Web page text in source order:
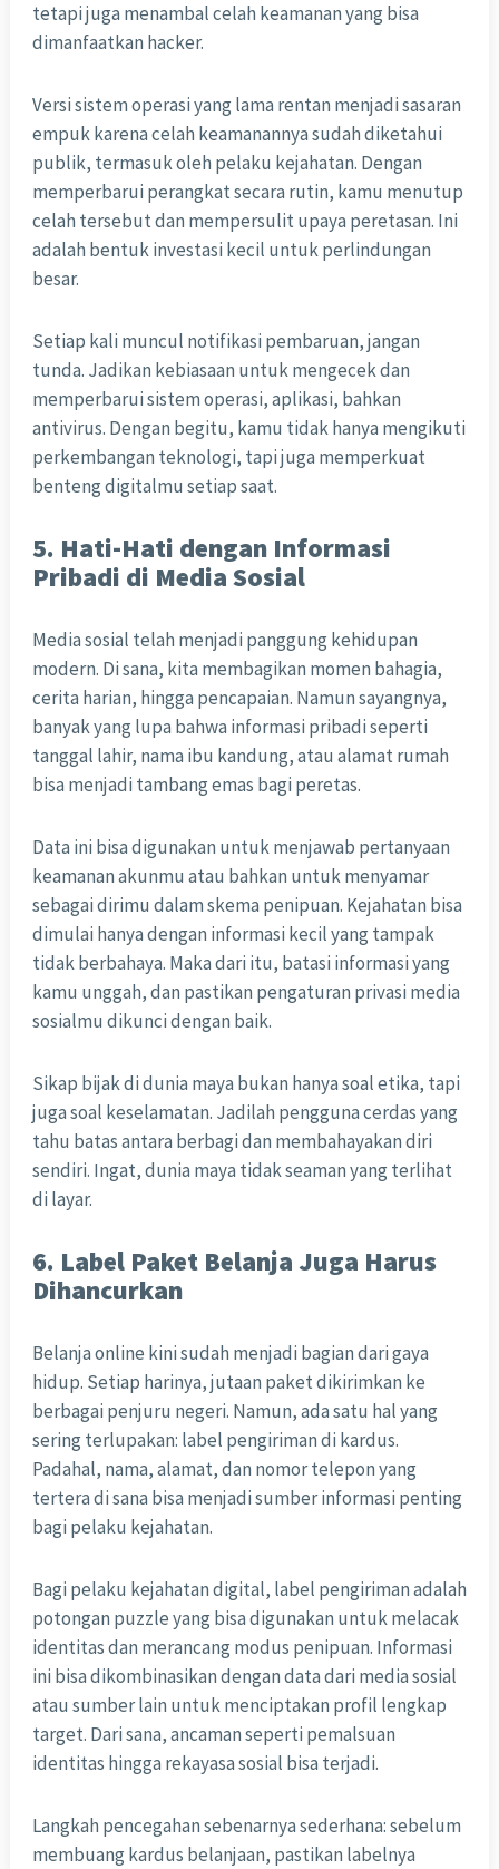
tetapi juga menambal celah keamanan yang bisa
dimanfaatkan hacker.
Versi sistem operasi yang lama rentan menjadi sasaran
empuk karena celah keamanannya sudah diketahui
publik, termasuk oleh pelaku kejahatan. Dengan
memperbarui perangkat secara rutin, kamu menutup
celah tersebut dan mempersulit upaya peretasan. Ini
adalah bentuk investasi kecil untuk perlindungan
besar.
Setiap kali muncul notifikasi pembaruan, jangan
tunda. Jadikan kebiasaan untuk mengecek dan
memperbarui sistem operasi, aplikasi, bahkan
antivirus. Dengan begitu, kamu tidak hanya mengikuti
perkembangan teknologi, tapi juga memperkuat
benteng digitalmu setiap saat.
5. Hati-Hati dengan Informasi
Pribadi di Media Sosial
Media sosial telah menjadi panggung kehidupan
modern. Di sana, kita membagikan momen bahagia,
cerita harian, hingga pencapaian. Namun sayangnya,
banyak yang lupa bahwa informasi pribadi seperti
tanggal lahir, nama ibu kandung, atau alamat rumah
bisa menjadi tambang emas bagi peretas.
Data ini bisa digunakan untuk menjawab pertanyaan
keamanan akunmu atau bahkan untuk menyamar
sebagai dirimu dalam skema penipuan. Kejahatan bisa
dimulai hanya dengan informasi kecil yang tampak
tidak berbahaya. Maka dari itu, batasi informasi yang
kamu unggah, dan pastikan pengaturan privasi media
sosialmu dikunci dengan baik.
Sikap bijak di dunia maya bukan hanya soal etika, tapi
juga soal keselamatan. Jadilah pengguna cerdas yang
tahu batas antara berbagi dan membahayakan diri
sendiri. Ingat, dunia maya tidak seaman yang terlihat
di layar.
6. Label Paket Belanja Juga Harus
Dihancurkan
Belanja online kini sudah menjadi bagian dari gaya
hidup. Setiap harinya, jutaan paket dikirimkan ke
berbagai penjuru negeri. Namun, ada satu hal yang
sering terlupakan: label pengiriman di kardus.
Padahal, nama, alamat, dan nomor telepon yang
tertera di sana bisa menjadi sumber informasi penting
bagi pelaku kejahatan.
Bagi pelaku kejahatan digital, label pengiriman adalah
potongan puzzle yang bisa digunakan untuk melacak
identitas dan merancang modus penipuan. Informasi
ini bisa dikombinasikan dengan data dari media sosial
atau sumber lain untuk menciptakan profil lengkap
target. Dari sana, ancaman seperti pemalsuan
identitas hingga rekayasa sosial bisa terjadi.
Langkah pencegahan sebenarnya sederhana: sebelum
membuang kardus belanjaan, pastikan labelnya